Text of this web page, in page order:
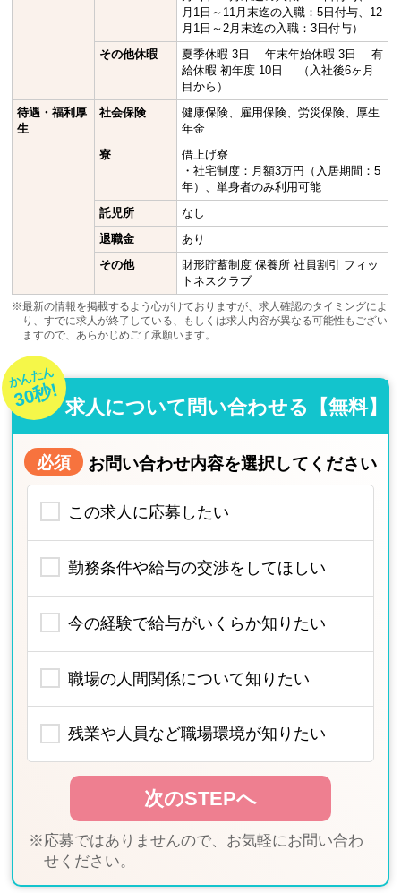
月1日～11月末迄の入職：5日付与、12
月1日～2月末迄の入職：3日付与）
その他休暇
夏季休暇 3日 年末年始休暇 3日 有
給休暇 初年度 10日 （入社後6ヶ月
目から）
待遇・福利厚
生
社会保険
健康保険、雇用保険、労災保険、厚生
年金
寮
借上げ寮
・社宅制度：月額3万円（入居期間：5
年）、単身者のみ利用可能
託児所
なし
退職金
あり
その他
財形貯蓄制度 保養所 社員割引 フィッ
トネスクラブ
※最新の情報を掲載するよう心がけておりますが、求人確認のタイミングによ
り、すでに求人が終了している、もしくは求人内容が異なる可能性もござい
ますので、あらかじめご了承願います。
かんたん
30秒! 求人について問い合わせる【無料】
必須 お問い合わせ内容を選択してください
この求人に応募したい
勤務条件や給与の交渉をしてほしい
今の経験で給与がいくらか知りたい
職場の人間関係について知りたい
残業や人員など職場環境が知りたい
※応募ではありませんので、お気軽にお問い合わ
せください。